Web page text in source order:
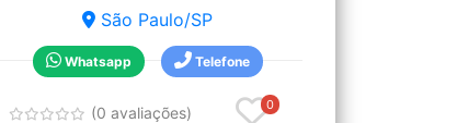
São Paulo/SP
Whatsapp Telefone
(0 avaliações) 0